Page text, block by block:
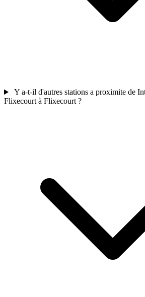
Y a-t-il d'autres stations a proximite de
Flixecourt à Flixecourt ?